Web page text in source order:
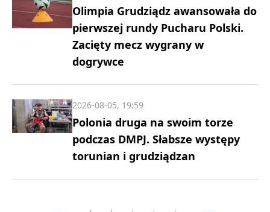
Olimpia Grudziądz awansowała do
pierwszej rundy Pucharu Polski.
Zacięty mecz wygrany w
dogrywce
Polonia druga na swoim torze
podczas DMPJ. Słabsze występy
torunian i grudziądzan
2026-08-05, 19:59